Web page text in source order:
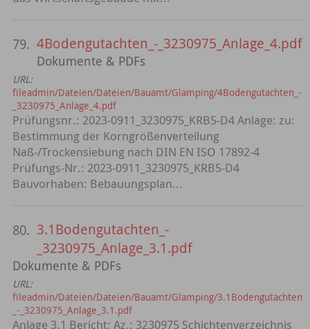
79. 4Bodengutachten_-_3230975_Anlage_4.pdf
Dokumente & PDFs
URL:
fileadmin/Dateien/Dateien/Bauamt/Glamping/4Bodengutachten_-
_3230975_Anlage_4.pdf
Prüfungsnr.: 2023-0911_3230975_KRB5-D4 Anlage: zu:
Bestimmung der Korngrößenverteilung
Naß-/Trockensiebung nach DIN EN ISO 17892-4
Prüfungs-Nr.: 2023-0911_3230975_KRB5-D4
Bauvorhaben: Bebauungsplan...
80. 3.1Bodengutachten_-
_3230975_Anlage_3.1.pdf
Dokumente & PDFs
URL:
fileadmin/Dateien/Dateien/Bauamt/Glamping/3.1Bodengutachten
_-_3230975_Anlage_3.1.pdf
Anlage 3.1 Bericht: Az.: 3230975 Schichtenverzeichnis